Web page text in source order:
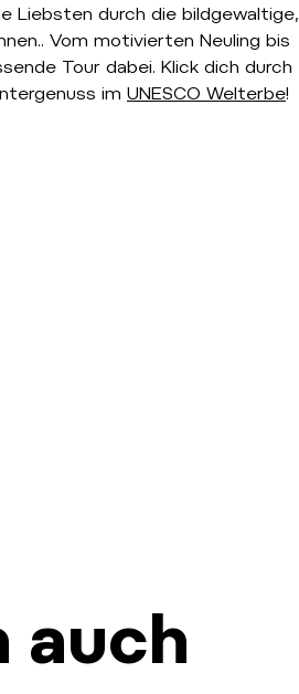
Liebsten durch die bildgewaltige,
Vom motivierten Neuling bis
Tour dabei. Klick dich durch
im UNESCO Welterbe!
auch